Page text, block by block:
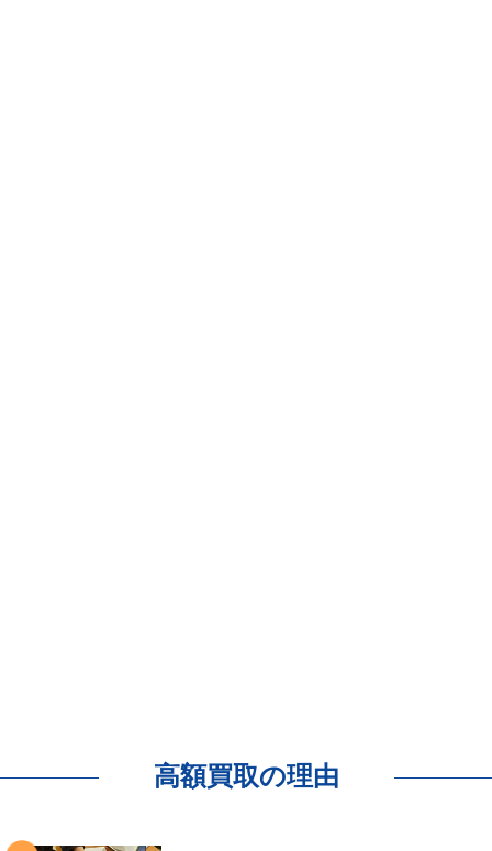
高額買取の理由